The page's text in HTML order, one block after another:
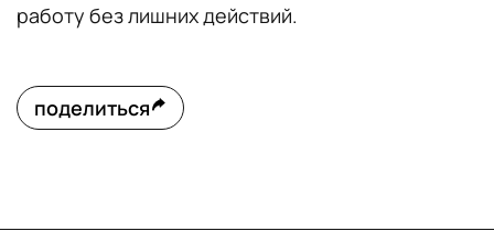
работу без лишних действий.
поделиться